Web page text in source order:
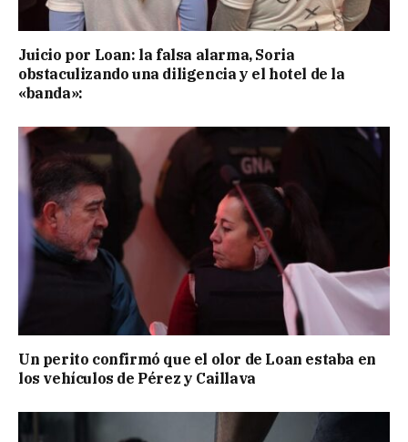
Juicio por Loan: la falsa alarma, Soria
obstaculizando una diligencia y el hotel de la
«banda»:
Un perito confirmó que el olor de Loan estaba en
los vehículos de Pérez y Caillava